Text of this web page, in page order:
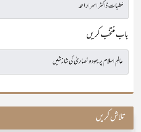
باب منتخب کریں
تلاش کریں